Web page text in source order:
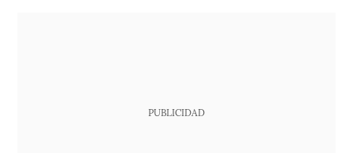
PUBLICIDAD